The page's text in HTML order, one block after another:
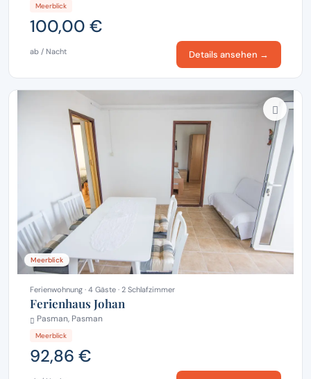
Meerblick
100,00 €
ab / Nacht Details ansehen →
Meerblick
Ferienwohnung · 4 Gäste · 2 Schlafzimmer
Ferienhaus Johan
Pasman, Pasman
Meerblick
92,86 €